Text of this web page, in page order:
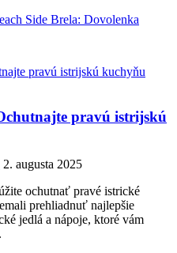
Side Brela: Dovolenka
pravú istrijskú
2. augusta 2025
ochutnať pravé istrické
prehliadnuť najlepšie
jedlá a nápoje, ktoré vám